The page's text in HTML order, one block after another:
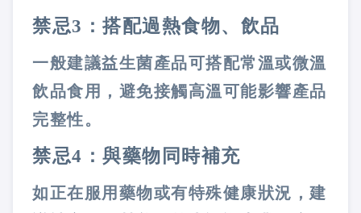
禁忌3：搭配過熱食物、飲品
一般建議益生菌產品可搭配常溫或微溫
飲品食用，避免接觸高溫可能影響產品
完整性。
禁忌4：與藥物同時補充
如正在服用藥物或有特殊健康狀況，建